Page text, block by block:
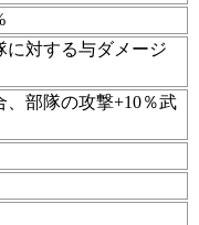
に対する与ダメージ
、部隊の攻撃+10％武